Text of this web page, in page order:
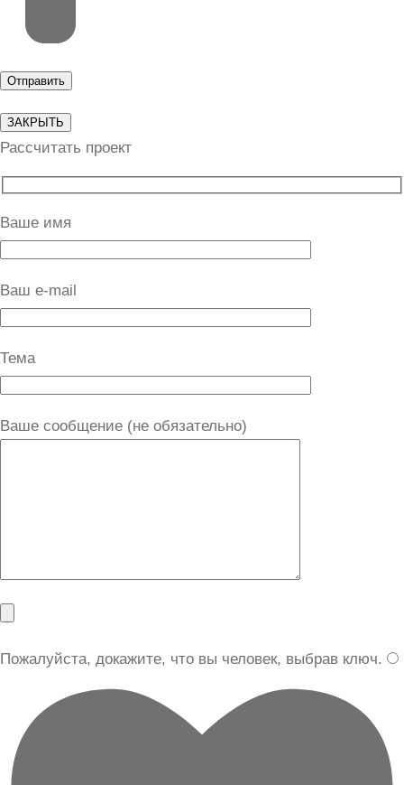
ЗАКРЫТЬ
Рассчитать проект
Ваше имя
Ваш e-mail
Тема
Ваше сообщение (не обязательно)
Пожалуйста, докажите, что вы человек, выбрав ключ.